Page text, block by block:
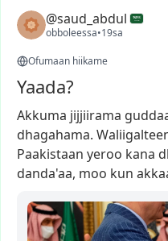
@saud_abdul
obboleessa•19sa
Ofumaan hiikame
Yaada?
Akkuma jijjiirama
dhagahama.
Paakistaan yeroo kana
danda'aa, moo kun